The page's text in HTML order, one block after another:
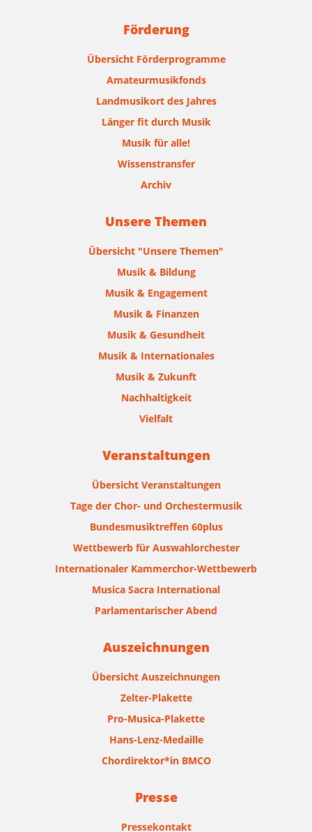
Förderung
Übersicht Förderprogramme
Amateurmusikfonds
Landmusikort des Jahres
Länger fit durch Musik
Musik für alle!
Wissenstransfer
Archiv
Unsere Themen
Übersicht "Unsere Themen"
Musik & Bildung
Musik & Engagement
Musik & Finanzen
Musik & Gesundheit
Musik & Internationales
Musik & Zukunft
Nachhaltigkeit
Vielfalt
Veranstaltungen
Übersicht Veranstaltungen
Tage der Chor- und Orchestermusik
Bundesmusiktreffen 60plus
Wettbewerb für Auswahlorchester
Internationaler Kammerchor-Wettbewerb
Musica Sacra International
Parlamentarischer Abend
Auszeichnungen
Übersicht Auszeichnungen
Zelter-Plakette
Pro-Musica-Plakette
Hans-Lenz-Medaille
Chordirektor*in BMCO
Presse
Pressekontakt